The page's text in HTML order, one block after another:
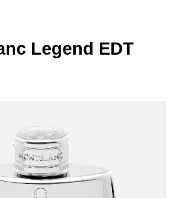
Legend EDT